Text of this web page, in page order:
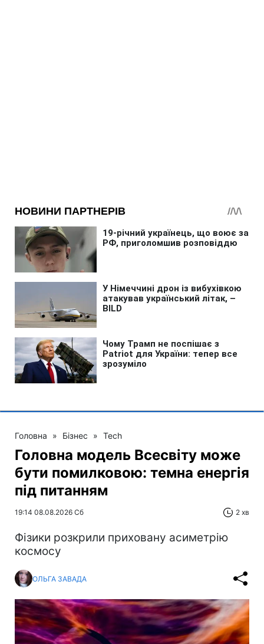
Головна » Бізнес » Tech
Головна модель Всесвіту може
бути помилковою: темна енергія
під питанням
19:14 08.08.2026 Сб 2 хв
Фізики розкрили приховану асиметрію
космосу
ОЛЬГА ЗАВАДА